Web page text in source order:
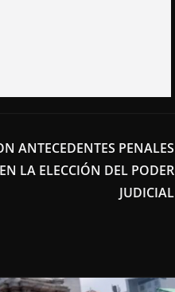
ANTECEDENTES PENALES
LA ELECCIÓN DEL PODER
JUDICIAL